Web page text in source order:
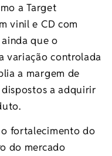
a Target
vinil e CD com
que o
variação controlada
a margem de
a adquirir
fortalecimento do
do mercado